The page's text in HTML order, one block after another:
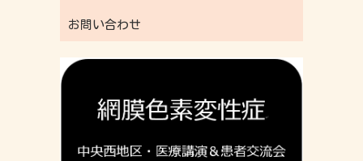
お問い合わせ